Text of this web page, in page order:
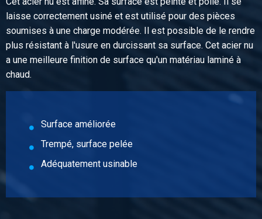
Description
Blanc rond 42CrMoS4+QT+SH 30 ca 6 mtr ajustement h9
Sélectionner
N° d'article
2110-0020-32
laisse correctement usiné et est utilisé pour des pièces
soumises à une charge modérée. Il est possible de le rendre
plus résistant à l'usure en durcissant sa surface. Cet acier nu
a une meilleure finition de surface qu'un matériau laminé à
chaud.
Surface améliorée
Trempé, surface pelée
Adéquatement usinable